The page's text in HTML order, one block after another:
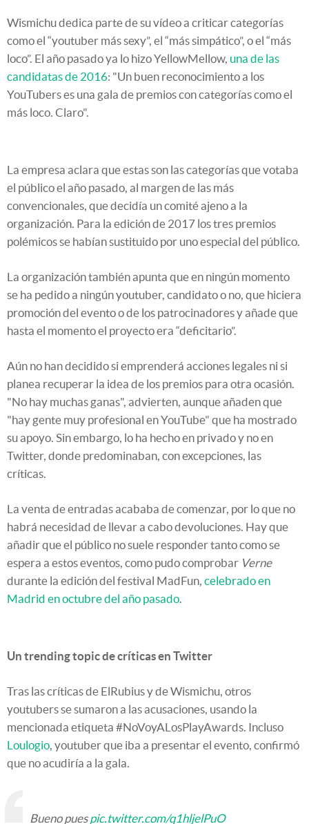
Wismichu dedica parte de su vídeo a criticar categorías
como el “youtuber más sexy”, el “más simpático”, o el “más
loco”. El año pasado ya lo hizo YellowMellow, una de las
candidatas de 2016: "Un buen reconocimiento a los
YouTubers es una gala de premios con categorías como el
más loco. Claro".
La empresa aclara que estas son las categorías que votaba
el público el año pasado, al margen de las más
convencionales, que decidía un comité ajeno a la
organización. Para la edición de 2017 los tres premios
polémicos se habían sustituido por uno especial del público.
La organización también apunta que en ningún momento
se ha pedido a ningún youtuber, candidato o no, que hiciera
promoción del evento o de los patrocinadores y añade que
hasta el momento el proyecto era “deficitario”.
Aún no han decidido si emprenderá acciones legales ni si
planea recuperar la idea de los premios para otra ocasión.
"No hay muchas ganas", advierten, aunque añaden que
"hay gente muy profesional en YouTube" que ha mostrado
su apoyo. Sin embargo, lo ha hecho en privado y no en
Twitter, donde predominaban, con excepciones, las
críticas.
La venta de entradas acababa de comenzar, por lo que no
habrá necesidad de llevar a cabo devoluciones. Hay que
añadir que el público no suele responder tanto como se
espera a estos eventos, como pudo comprobar Verne
durante la edición del festival MadFun, celebrado en
Madrid en octubre del año pasado.
Un trending topic de críticas en Twitter
Tras las críticas de ElRubius y de Wismichu, otros
youtubers se sumaron a las acusaciones, usando la
mencionada etiqueta #NoVoyALosPlayAwards. Incluso
Loulogio, youtuber que iba a presentar el evento, confirmó
que no acudiría a la gala.
Bueno puespic.twitter.com/q1hljelPuO